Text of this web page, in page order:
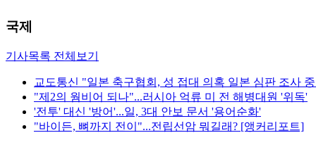
국제
기사목록 전체보기
교도통신 "일본 축구협회, 성 접대 의혹 일본 심판 조사
"제2의 웜비어 되나"...러시아 억류 미 전 해병대원 '위독'
'전투' 대신 '방어'...일, 3대 안보 문서 '용어순화'
"바이든, 뼈까지 전이"...전립선암 뭐길래? [앵커리포트]